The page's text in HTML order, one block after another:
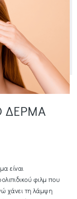
ΔΕΡΜΑ
είναι
φιλμ που
χάνει τη λάμψη